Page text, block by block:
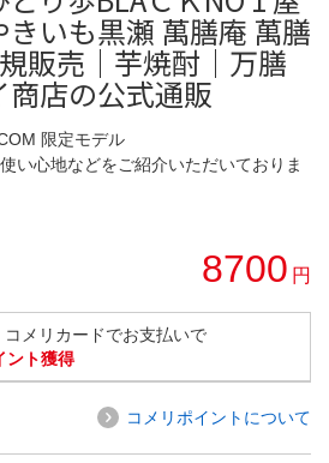
いも黒瀬 萬膳庵 萬膳
販売｜芋焼酎｜万膳
店の公式通販
限定モデル
い心地などをご紹介いただいておりま
8700 円
メリカードでお支払いで
ント獲得
コメリポイントについて